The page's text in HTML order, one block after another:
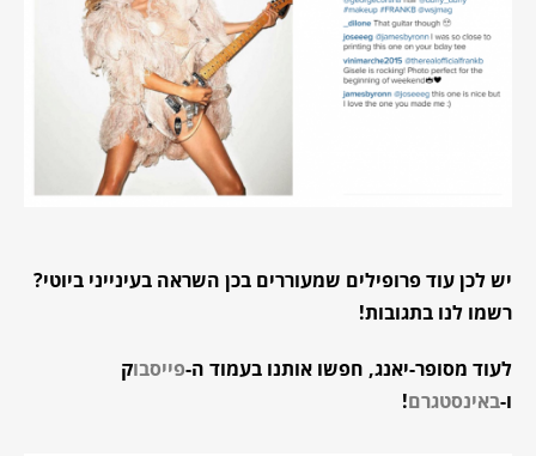
יש לכן עוד פרופילים שמעוררים בכן השראה בעינייני ביוטי?
רשמו לנו בתגובות!
לעוד מסופר-יאנג, חפשו אותנו בעמוד ה-פייסבוק
ו-באינסטגרם!